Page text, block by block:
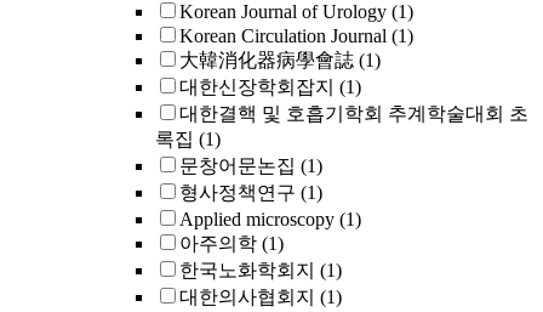
Korean Journal of Urology (1)
Korean Circulation Journal (1)
大韓消化器病學會誌 (1)
대한신장학회잡지 (1)
대한결핵 및 호흡기학회 추계학술대회 초
록집 (1)
문창어문논집 (1)
형사정책연구 (1)
Applied microscopy (1)
아주의학 (1)
한국노화학회지 (1)
대한의사협회지 (1)